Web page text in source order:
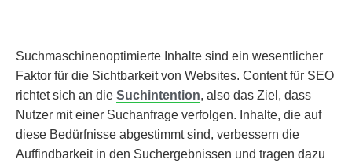
Suchmaschinenoptimierte Inhalte sind ein wesentlicher
Faktor für die Sichtbarkeit von Websites. Content für SEO
richtet sich an die Suchintention, also das Ziel, dass
Nutzer mit einer Suchanfrage verfolgen. Inhalte, die auf
diese Bedürfnisse abgestimmt sind, verbessern die
Auffindbarkeit in den Suchergebnissen und tragen dazu